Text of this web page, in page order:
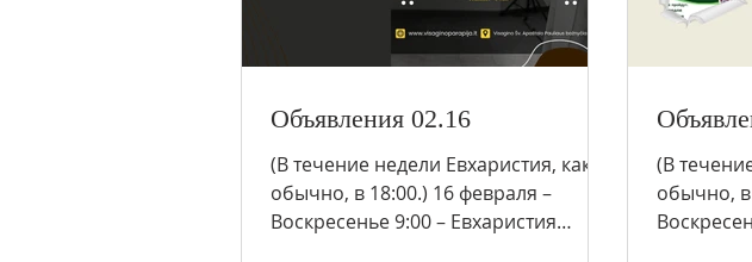
Объявления 02.16
(В течение недели Евхаристия, как
обычно, в 18:00.) 16 февраля –
Воскресенье 9:00 – Евхаристия
(В
обычно, в